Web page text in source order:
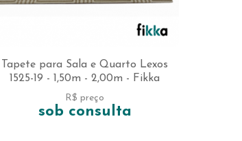
Tapete para Sala e Quarto Lexos
1525-19 - 1,50m - 2,00m - Fikka
R$ preço
sob consulta